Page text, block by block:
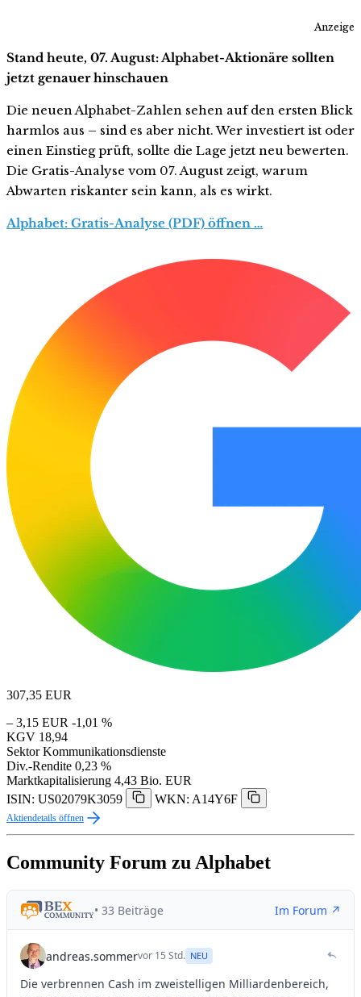
Anzeige
Stand heute, 07. August: Alphabet-Aktionäre sollten
jetzt genauer hinschauen
Die neuen Alphabet-Zahlen sehen auf den ersten Blick
harmlos aus – sind es aber nicht. Wer investiert ist oder
einen Einstieg prüft, sollte die Lage jetzt neu bewerten.
Die Gratis-Analyse vom 07. August zeigt, warum
Abwarten riskanter sein kann, als es wirkt.
Alphabet: Gratis-Analyse (PDF) öffnen …
307,35 EUR
– 3,15 EUR -1,01 %
KGV 18,94
Sektor Kommunikationsdienste
Div.-Rendite 0,23 %
Marktkapitalisierung 4,43 Bio. EUR
ISIN: US02079K3059
WKN: A14Y6F
Aktiendetails öffnen
Community Forum zu Alphabet